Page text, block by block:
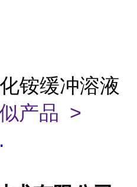
铵缓冲溶液
产品 >